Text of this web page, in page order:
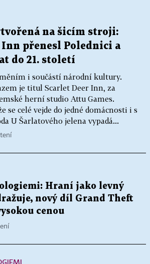
na šicím stroji:
Inn přenesl Polednici a
do 21. století
i součástí národní kultury.
je titul Scarlet Deer Inn, za
herní studio Attu Games.
se celé vejde do jedné domácnosti i s
U Šarlatového jelena vypadá...
Hraní jako levný
nový díl Grand Theft
cenou